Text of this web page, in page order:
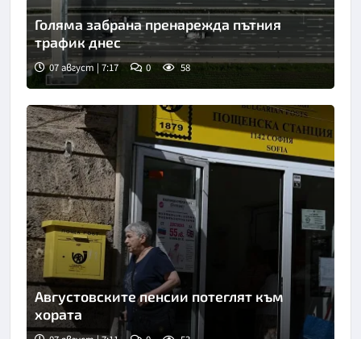
Снимка: БТА
Голяма забрана пренарежда пътния
трафик днес
07 август | 7:17 0 58
Августовските пенсии потеглят към
хората